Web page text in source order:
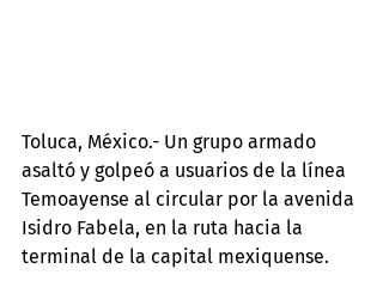
Toluca, México.- Un grupo armado
asaltó y golpeó a usuarios de la línea
Temoayense al circular por la avenida
Isidro Fabela, en la ruta hacia la
terminal de la capital mexiquense.